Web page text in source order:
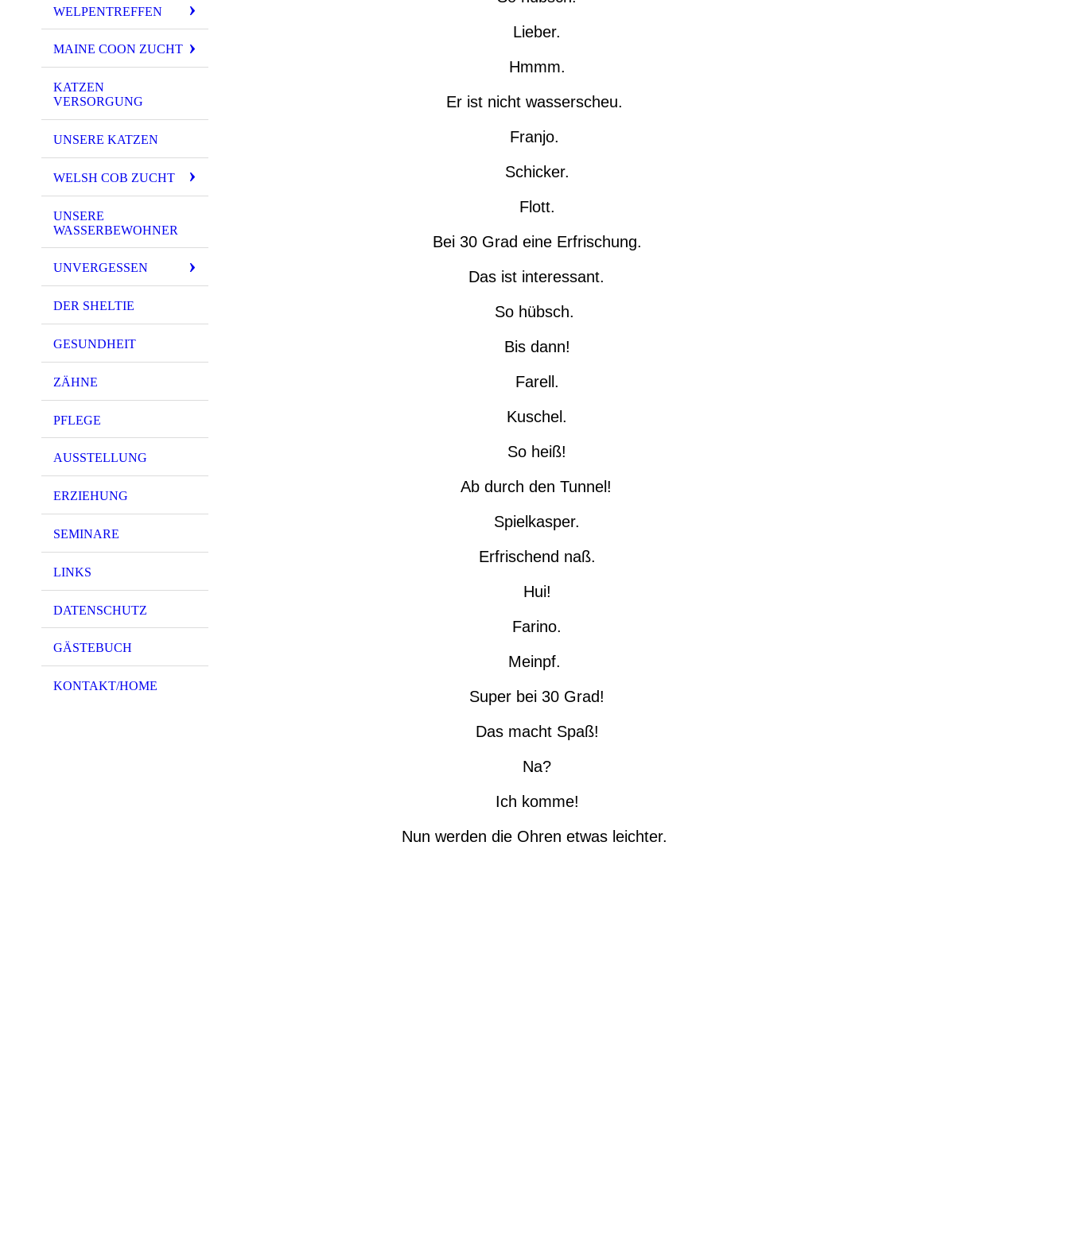
WELPENTREFFEN
MAINE COON ZUCHT
KATZEN
VERSORGUNG
UNSERE KATZEN
WELSH COB ZUCHT
UNSERE
WASSERBEWOHNER
UNVERGESSEN
DER SHELTIE
GESUNDHEIT
ZÄHNE
PFLEGE
AUSSTELLUNG
ERZIEHUNG
SEMINARE
LINKS
DATENSCHUTZ
GÄSTEBUCH
KONTAKT/HOME
Lieber.
Hmmm.
Er ist nicht wasserscheu.
Franjo.
Schicker.
Flott.
Bei 30 Grad eine Erfrischung.
Das ist interessant.
So hübsch.
Bis dann!
Farell.
Kuschel.
So heiß!
Ab durch den Tunnel!
Spielkasper.
Erfrischend naß.
Hui!
Farino.
Meinpf.
Super bei 30 Grad!
Das macht Spaß!
Na?
Ich komme!
Nun werden die Ohren etwas leichter.